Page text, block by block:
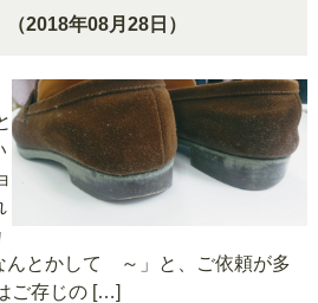
（2018年08月28日）
んとかして ～」と、ご依頼が多
ご存じの […]